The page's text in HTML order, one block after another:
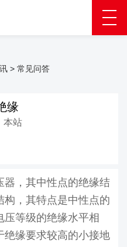
> 常见问答
缘
本站
，其中性点的绝缘结
，其特点是中性点的
等级的绝缘水平相
绝缘要求较高的小接地